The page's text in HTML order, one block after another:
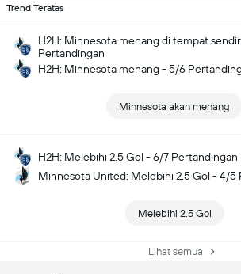
Trend Teratas
H2H: Minnesota menang di tempat
Pertandingan
H2H: Minnesota menang - 5/6
Minnesota akan menang
H2H: Melebihi 2.5 Gol - 6/7 Pertandingan
Minnesota United: Melebihi 2.5 Gol - 4/5
Melebihi 2.5 Gol
Lihat semua